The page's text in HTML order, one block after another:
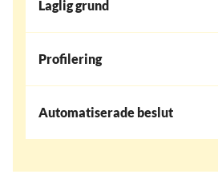
Laglig grund
Profilering
Automatiserade beslut